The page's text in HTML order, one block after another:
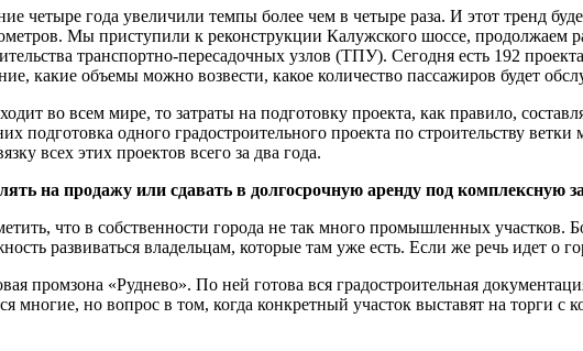
четыре года увеличили темпы более чем в четыре раза. И этот тренд
Мы приступили к реконструкции Калужского шоссе,
транспортно-пересадочных узлов (ТПУ). Сегодня есть 192
какие объемы можно возвести, какое количество пассажиров будет
во всем мире, то затраты на подготовку проекта, как правило,
подготовка одного градостроительного проекта по строительству
всех этих проектов всего за два года.
на продажу или сдавать в долгосрочную аренду под комплексную
что в собственности города не так много промышленных участков.
развиваться владельцам, которые там уже есть. Если же речь идет о
промзона «Руднево». По ней готова вся градостроительная
но вопрос в том, когда конкретный участок выставят на торги с